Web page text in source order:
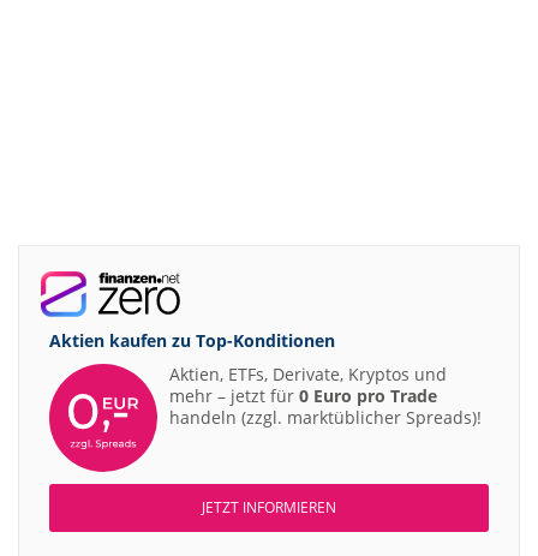
Aktien kaufen zu Top-Konditionen
Aktien, ETFs, Derivate, Kryptos und
mehr – jetzt für 0 Euro pro Trade
handeln (zzgl. marktüblicher Spreads)!
JETZT INFORMIEREN